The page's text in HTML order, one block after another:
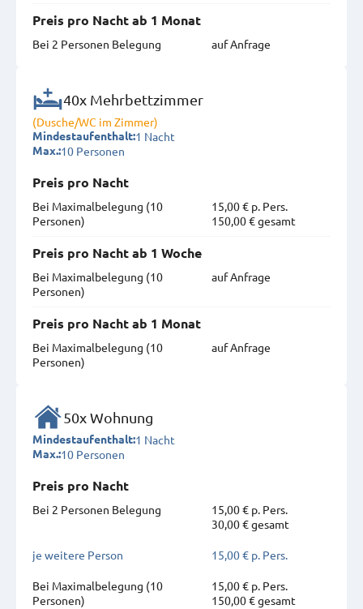
Preis pro Nacht ab 1 Monat
Bei 2 Personen Belegung
auf Anfrage
40x Mehrbettzimmer
(Dusche/WC im Zimmer)
Mindestaufenthalt:1 Nacht
Max.:10 Personen
Preis pro Nacht
Bei Maximal­belegung (10
Personen)
15,00 € p. Pers.
150,00 € gesamt
Preis pro Nacht ab 1 Woche
Bei Maximal­belegung (10
Personen)
auf Anfrage
Preis pro Nacht ab 1 Monat
Bei Maximal­belegung (10
Personen)
auf Anfrage
50x Wohnung
Mindestaufenthalt:1 Nacht
Max.:10 Personen
Preis pro Nacht
Bei 2 Personen Belegung
15,00 € p. Pers.
30,00 € gesamt
je weitere Person 15,00 € p. Pers.
Bei Maximal­belegung (10
Personen)
15,00 € p. Pers.
150,00 € gesamt